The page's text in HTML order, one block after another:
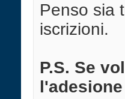
Penso sia
iscrizioni.
P.S. Se